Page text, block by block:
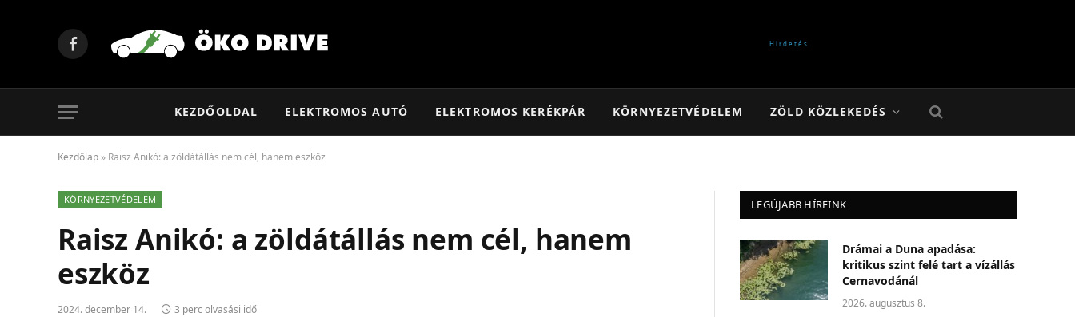
Facebook
KEZDŐOLDAL ELEKTROMOS AUTÓ ELEKTROMOS KERÉKPÁR KÖRNYEZETVÉDELEM ZÖLD KÖZLEKEDÉS
Kezdőlap » Raisz Anikó: a zöldátállás nem cél, hanem eszköz
KÖRNYEZETVÉDELEM
Raisz Anikó: a zöldátállás nem cél, hanem
eszköz
2024. december 14. 3 perc olvasási idő
LEGÚJABB HÍREINK
Drámai a Duna apadása:
kritikus szint felé tart a vízállás
Cernavodánál
2026. augusztus 8.